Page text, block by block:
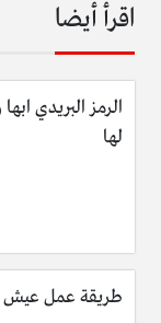
اقرأ أيضا
الرمز البريدي
لها
طريقة عمل عيش